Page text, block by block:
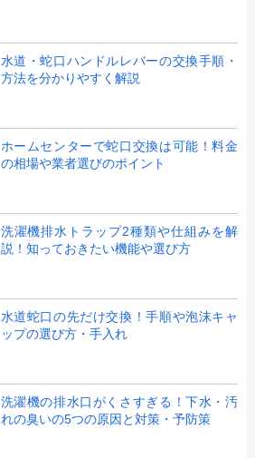
水道・蛇口ハンドルレバーの交換手順・
方法を分かりやすく解説
ホームセンターで蛇口交換は可能！料金
の相場や業者選びのポイント
洗濯機排水トラップ2種類や仕組みを解
説！知っておきたい機能や選び方
水道蛇口の先だけ交換！手順や泡沫キャ
ップの選び方・手入れ
洗濯機の排水口がくさすぎる！下水・汚
れの臭いの5つの原因と対策・予防策